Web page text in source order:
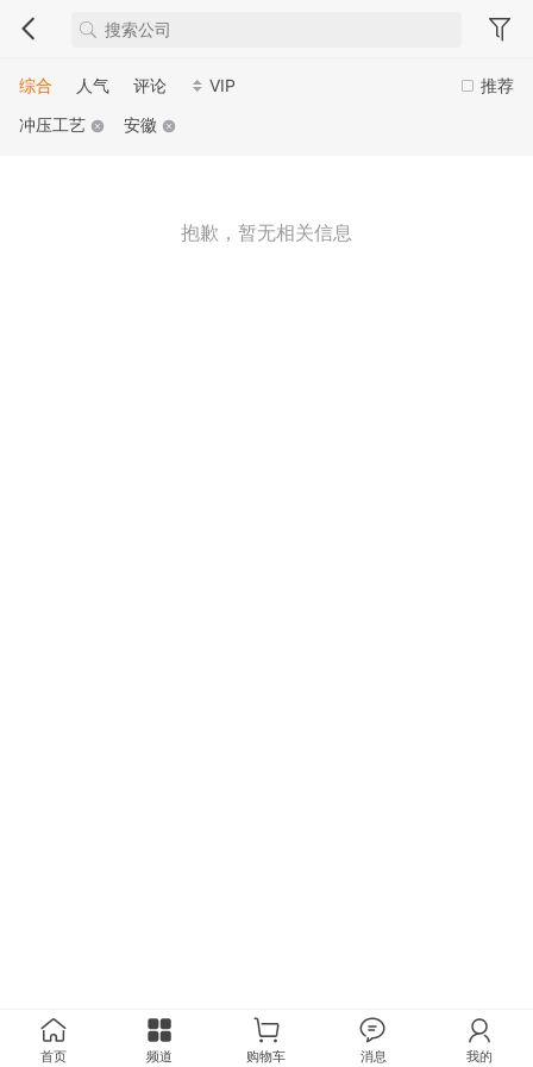
推荐
综合 人气 评论
VIP
冲压工艺
安徽
抱歉，暂无相关信息
首页 频道 购物车 消息 我的